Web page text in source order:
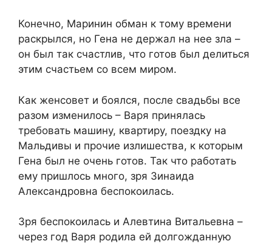
Конечно, Маринин обман к тому времени
раскрылся, но Гена не держал на нее зла –
он был так счастлив, что готов был делиться
этим счастьем со всем миром.
Как женсовет и боялся, после свадьбы все
разом изменилось – Варя принялась
требовать машину, квартиру, поездку на
Мальдивы и прочие излишества, к которым
Гена был не очень готов. Так что работать
ему пришлось много, зря Зинаида
Александровна беспокоилась.
Зря беспокоилась и Алевтина Витальевна –
через год Варя родила ей долгожданную